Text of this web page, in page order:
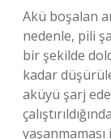
Akü boşalan
nedenle, pili
bir şekilde
kadar
aküyü şarj